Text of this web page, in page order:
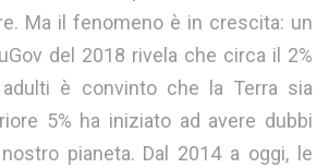
Ma il fenomeno è in crescita: un
del 2018 rivela che circa il 2%
è convinto che la Terra sia
5% ha iniziato ad avere dubbi
pianeta. Dal 2014 a oggi, le